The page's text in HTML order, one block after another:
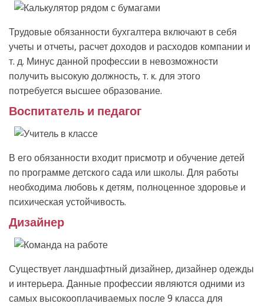
Трудовые обязанности бухгалтера включают в себя
учеты и отчеты, расчет доходов и расходов компании и
т. д. Минус данной профессии в невозможности
получить высокую должность, т. к. для этого
потребуется высшее образование.
Воспитатель и педагог
В его обязанности входит присмотр и обучение детей
по программе детского сада или школы. Для работы
необходима любовь к детям, полноценное здоровье и
психическая устойчивость.
Дизайнер
Существует ландшафтный дизайнер, дизайнер одежды
и интерьера. Данные профессии являются одними из
самых высокооплачиваемых после 9 класса для